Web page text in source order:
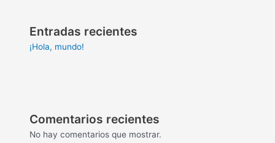
Entradas recientes
¡Hola, mundo!
Comentarios recientes
No hay comentarios que mostrar.